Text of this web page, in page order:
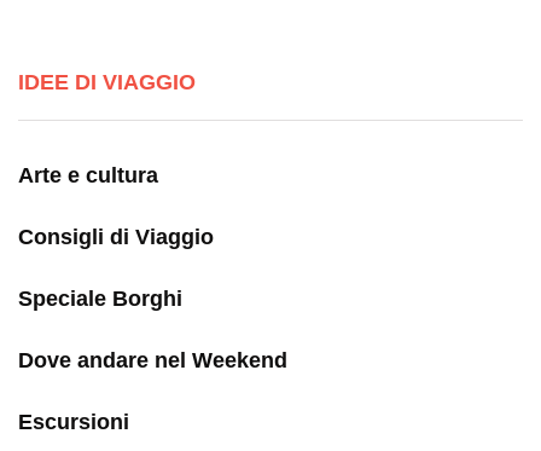
IDEE DI VIAGGIO
Arte e cultura
Consigli di Viaggio
Speciale Borghi
Dove andare nel Weekend
Escursioni